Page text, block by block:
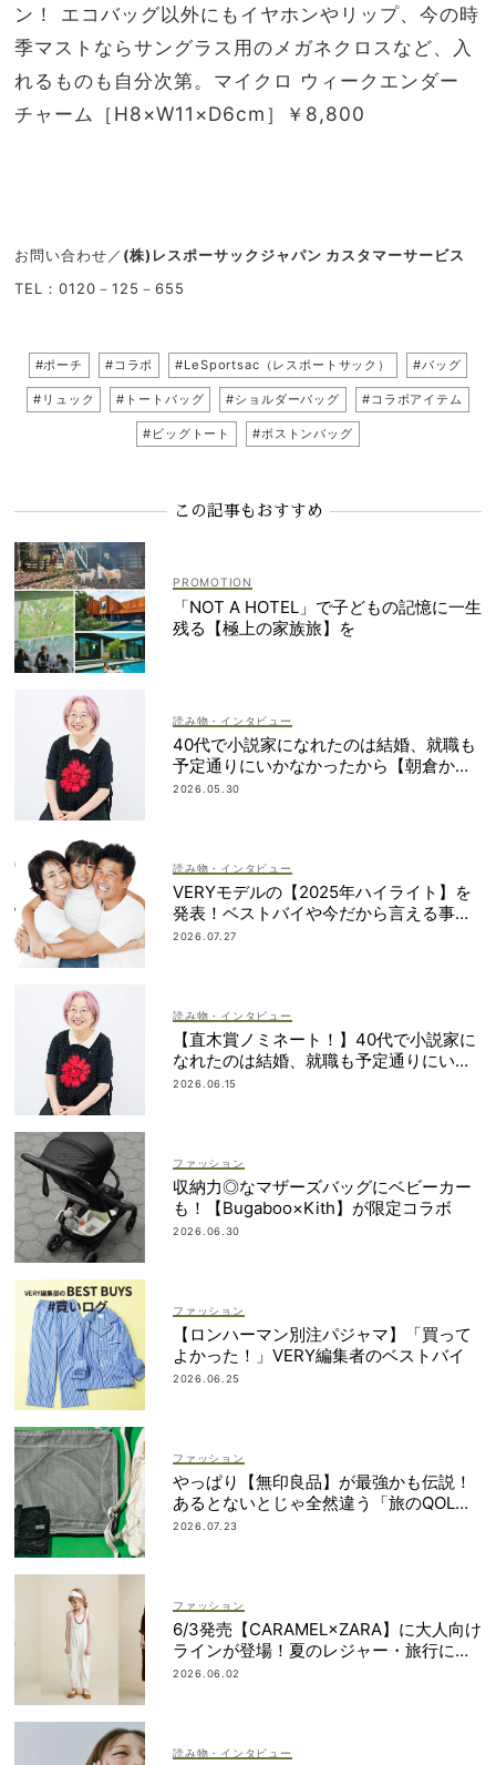
ン！ エコバッグ以外にもイヤホンやリップ、今の時
季マストならサングラス用のメガネクロスなど、入
れるものも自分次第。マイクロ ウィークエンダー
チャーム［H8×W11×D6cm］￥8,800
お問い合わせ／ (株)レスポーサックジャパン カスタマーサービス
TEL：0120－125－655
#ポーチ #コラボ #LeSportsac（レスポートサック） #バッグ
#リュック #トートバッグ #ショルダーバッグ #コラボアイテム
#ビッグトート #ボストンバッグ
この記事もおすすめ
「NOT A HOTEL」で子どもの記憶に一生
残る【極上の家族旅】を
読み物・インタビュー
40代で小説家になれたのは結婚、就職も
予定通りにいかなかったから【朝倉かす
みさん】
2026.05.30
読み物・インタビュー
VERYモデルの【2025年ハイライト】を
発表！ベストバイや今だから言える事件
簿も大公開
2026.07.27
読み物・インタビュー
【直木賞ノミネート！】40代で小説家に
なれたのは結婚、就職も予定通りにいか
なかったから｜朝倉かすみさん
2026.06.15
ファッション
収納力◎なマザーズバッグにベビーカー
も！【Bugaboo×Kith】が限定コラボ
2026.06.30
ファッション
【ロンハーマン別注パジャマ】「買って
よかった！」VERY編集者のベストバイ
2026.06.25
ファッション
やっぱり【無印良品】が最強かも伝説！
あるとないとじゃ全然違う「旅のQOL爆
上げアイテム」
2026.07.23
ファッション
6/3発売【CARAMEL×ZARA】に大人向け
ラインが登場！夏のレジャー・旅行にも
おすすめ
2026.06.02
読み物・インタビュー